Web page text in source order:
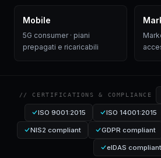
Mobile
5G consumer · piani
prepagati e ricaricabili
// CERTIFICATIONS & COMPLIANCE
ISO 9001:2015 ISO 14001:2015
NIS2 compliant GDPR compliant
eIDAS compliant